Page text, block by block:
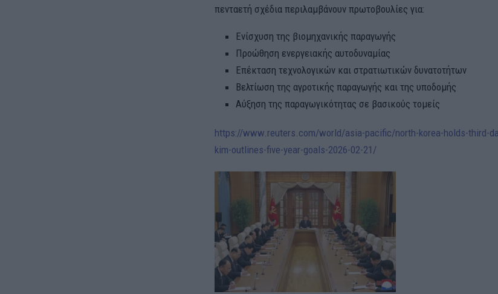
πενταετή σχέδια περιλαμβάνουν πρωτοβουλίες για:
Ενίσχυση της βιομηχανικής παραγωγής
Προώθηση ενεργειακής αυτοδυναμίας
Επέκταση τεχνολογικών και στρατιωτικών δυνατοτήτων
Βελτίωση της αγροτικής παραγωγής και της υποδομής
Αύξηση της παραγωγικότητας σε βασικούς τομείς
https://www.reuters.com/world/asia-pacific/north-korea-holds-third-
kim-outlines-five-year-goals-2026-02-21/